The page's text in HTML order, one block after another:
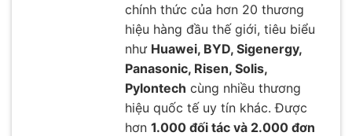
chính thức của hơn 20 thương
hiệu hàng đầu thế giới, tiêu biểu
như Huawei, BYD, Sigenergy,
Panasonic, Risen, Solis,
Pylontech cùng nhiều thương
hiệu quốc tế uy tín khác. Được
hơn 1.000 đối tác và 2.000 đơn